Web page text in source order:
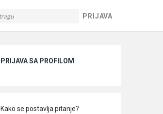
PRIJAVA
PRIJAVA SA PROFILOM
Kako se postavlja pitanje?